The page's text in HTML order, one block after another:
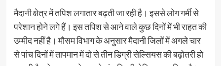
मैदानी क्षेत्र में तपिश लगातार बढ़ती जा रही है। इससे लोग गर्मी से
परेशान होने लगे हैं। इस तपिश से आने वाले कुछ दिनों में भी राहत की
उम्मीद नहीं है। मौसम विभाग के अनुसार मैदानी जिलों में अगले चार
से पांच दिनों में तापमान में दो से तीन डिग्री सेल्सियस की बढ़ोतरी हो